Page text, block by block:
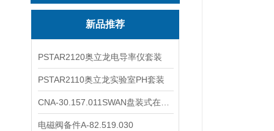
新品推荐
PSTAR2120奥立龙电导率仪套装
PSTAR2110奥立龙实验室PH套装
电磁阀备件A-82.519.030